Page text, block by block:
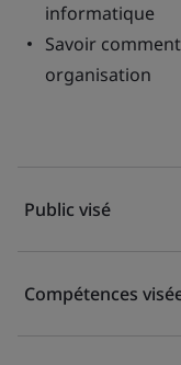
informatique
Savoir
organisation
Public visé
Compétences